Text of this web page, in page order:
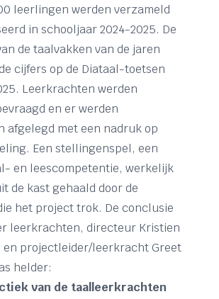
leerlingen werden verzameld
in schooljaar 2024-2025. De
de taalvakken van de jaren
cijfers op de Diataal-toetsen
Leerkrachten werden
en er werden
afgelegd met een nadruk op
Een stellingenspel, een
en leescompetentie, werkelijk
de kast gehaald door de
het project trok. De conclusie
leerkrachten, directeur Kristien
en projectleider/leerkracht Greet
helder:
van de taalleerkrachten